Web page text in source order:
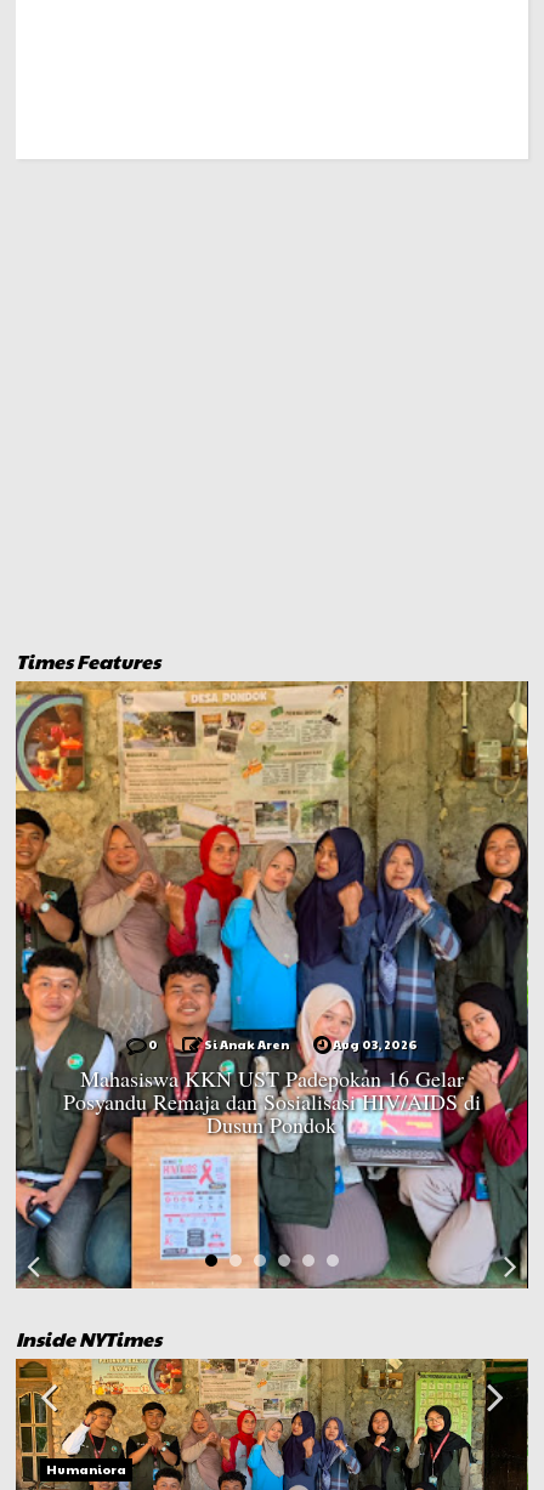
Times Features
0 Si Anak Aren Aug 03, 2026
Mahasiswa KKN UST Padepokan 16 Gelar
Posyandu Remaja dan Sosialisasi HIV/AIDS di
Dusun Pondok
Inside NYTimes
Humaniora